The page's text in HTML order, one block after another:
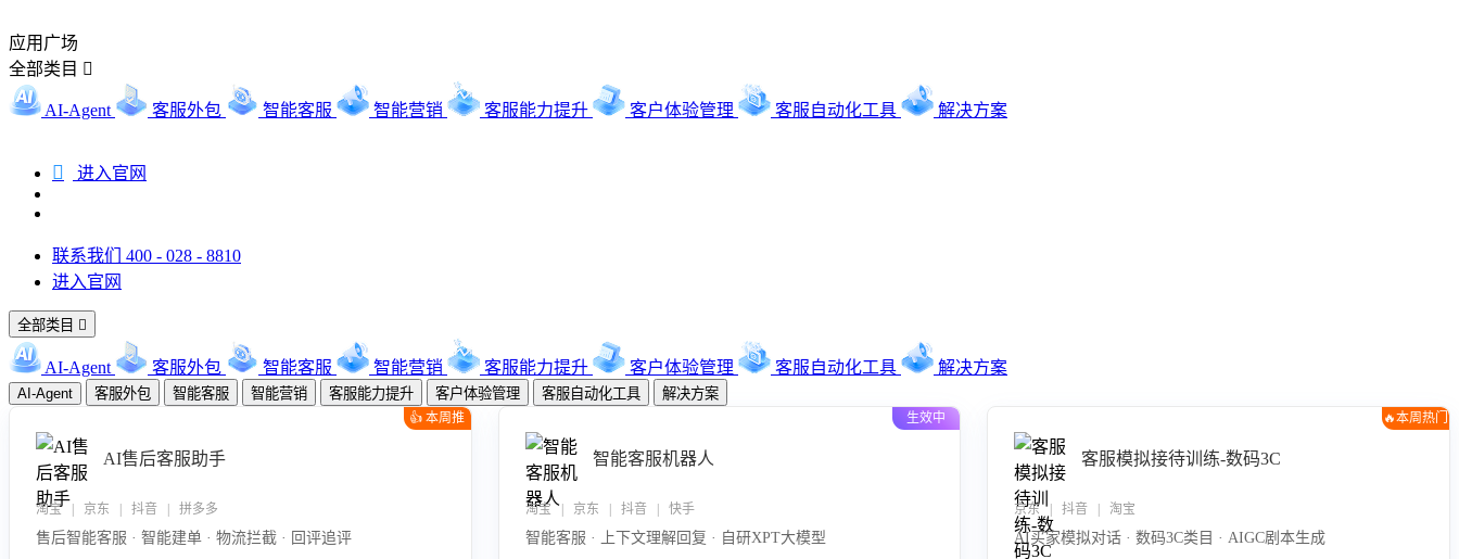
应用广场
全部类目 
AI-Agent 客服外包 智能客服 智能营销 客服能力提升 客户体验管理 客服自动化工具 解决方案
 进入官网
联系我们 400 - 028 - 8810
进入官网
全部类目 
AI-Agent 客服外包 智能客服 智能营销 客服能力提升 客户体验管理 客服自动化工具 解决方案
AI-Agent 客服外包 智能客服 智能营销 客服能力提升 客户体验管理 客服自动化工具 解决方案
👍 本周推
AI售后客服助手
淘宝 | 京东 | 抖音 | 拼多多
售后智能客服 · 智能建单 · 物流拦截 · 回评追评
生效中
智能客服机器人
淘宝 | 京东 | 抖音 | 快手
智能客服 · 上下文理解回复 · 自研XPT大模型
🔥本周热门
客服模拟接待训练-数码3C
京东 | 抖音 | 淘宝
AI买家模拟对话 · 数码3C类目 · AIGC剧本生成